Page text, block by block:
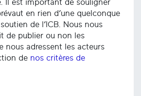
Il est important de souligner
en rien d’une quelconque
de l’ICB. Nous nous
de publier ou non les
nous adressent les acteurs
de nos critères de